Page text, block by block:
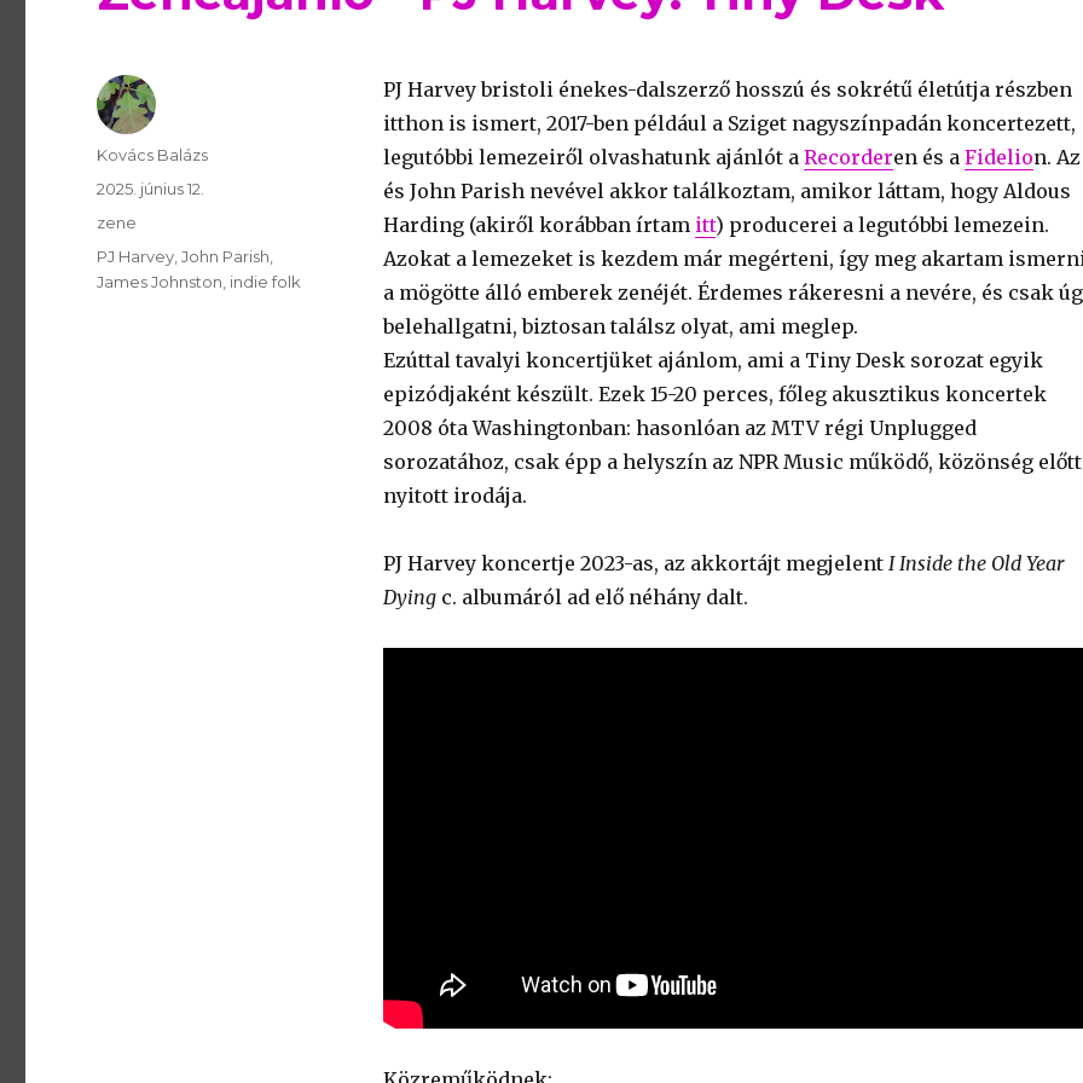
PJ Harvey bristoli énekes-dalszerző hosszú és sokrétű életútja részben
itthon is ismert, 2017-ben például a Sziget nagyszínpadán koncertezett,
legutóbbi lemezeiről olvashatunk ajánlót a Recorderen és a Fidelion.
és John Parish nevével akkor találkoztam, amikor láttam, hogy Aldous
Harding (akiről korábban írtam itt) producerei a legutóbbi lemezein.
Azokat a lemezeket is kezdem már megérteni, így meg akartam
a mögötte álló emberek zenéjét. Érdemes rákeresni a nevére, és csak
belehallgatni, biztosan találsz olyat, ami meglep.
Ezúttal tavalyi koncertjüket ajánlom, ami a Tiny Desk sorozat egyik
epizódjaként készült. Ezek 15-20 perces, főleg akusztikus koncertek
2008 óta Washingtonban: hasonlóan az MTV régi Unplugged
sorozatához, csak épp a helyszín az NPR Music működő, közönség előtt
nyitott irodája.
PJ Harvey koncertje 2023-as, az akkortájt megjelent I Inside the Old Year
Dyingc. albumáról ad elő néhány dalt.
Szerző
Kovács Balázs
Publikálva
2025. június 12.
Témakör
zene
Kulcsszavak
PJ Harvey John Parish
James Johnston indie folk